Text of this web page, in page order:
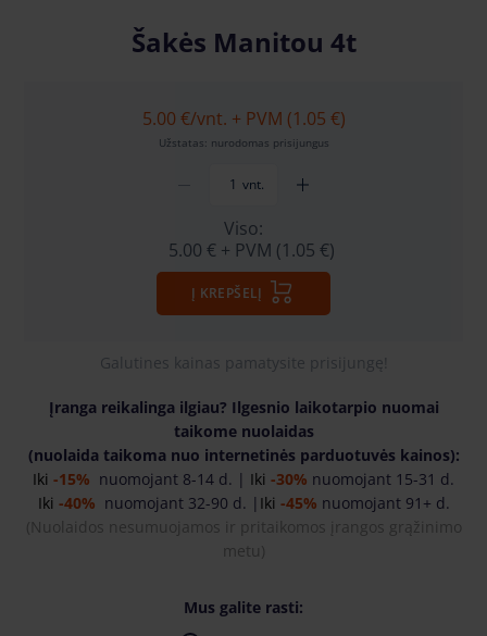
Šakės Manitou 4t
5.00 €/vnt. + PVM (1.05 €)
Užstatas: nurodomas prisijungus
vnt.
Viso:
5.00 € + PVM (1.05 €)
Į KREPŠELĮ
Galutines kainas pamatysite prisijungę!
Įranga reikalinga ilgiau? Ilgesnio laikotarpio nuomai
taikome nuolaidas
(nuolaida taikoma nuo internetinės parduotuvės kainos):
Iki -15% nuomojant 8-14 d. | Iki -30% nuomojant 15-31 d.
Iki -40% nuomojant 32-90 d. | Iki -45% nuomojant 91+ d.
( Nuolaidos nesumuojamos ir pritaikomos įrangos grąžinimo
metu)
Mus galite rasti: